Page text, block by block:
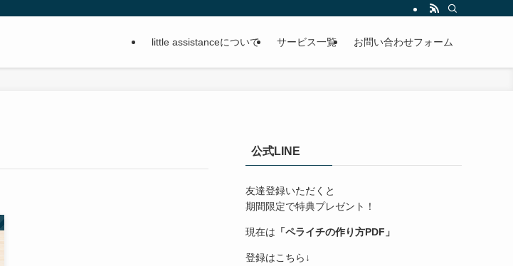
little assistanceについて サービス一覧 お問い合わせフォーム
公式LINE
友達登録いただくと
期間限定で特典プレゼント！
現在は 「ペライチの作り方PDF」
登録はこちら↓